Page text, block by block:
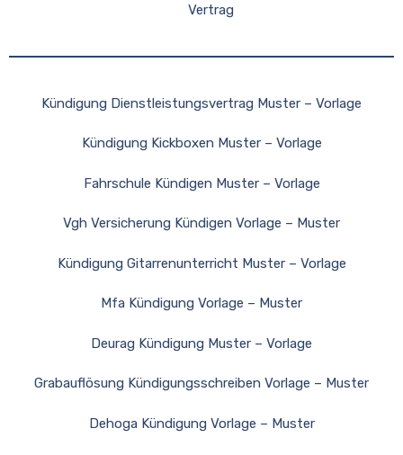
Vertrag
Kündigung Dienstleistungsvertrag Muster – Vorlage
Kündigung Kickboxen Muster – Vorlage
Fahrschule Kündigen Muster – Vorlage
Vgh Versicherung Kündigen Vorlage – Muster
Kündigung Gitarrenunterricht Muster – Vorlage
Mfa Kündigung Vorlage – Muster
Deurag Kündigung Muster – Vorlage
Grabauflösung Kündigungsschreiben Vorlage – Muster
Dehoga Kündigung Vorlage – Muster